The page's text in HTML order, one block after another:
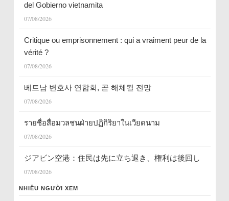
del Gobierno vietnamita
07/08/2026
Critique ou emprisonnement : qui a vraiment peur de la
vérité ?
07/08/2026
베트남 변호사 연합회, 곧 해체될 전망
07/08/2026
รายชื่อสื่อมวลชนฝ่ายปฏิกิริยาในเวียดนาม
07/08/2026
ジアビン空港：住民は先に立ち退き、権利は後回し
07/08/2026
NHIỀU NGƯỜI XEM